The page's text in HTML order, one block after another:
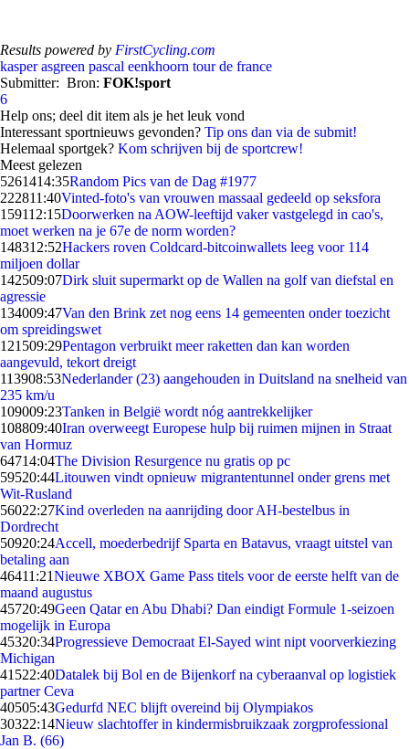
Results powered by FirstCycling.com
kasper asgreen pascal eenkhoorn tour de france
Submitter: Bron: FOK!sport
6
Help ons; deel dit item als je het leuk vond
Interessant sportnieuws gevonden? Tip ons dan via de submit!
Helemaal sportgek? Kom schrijven bij de sportcrew!
Meest gelezen
5261414:35Random Pics van de Dag #1977
222811:40Vinted-foto's van vrouwen massaal gedeeld op seksfora
159112:15Doorwerken na AOW-leeftijd vaker vastgelegd in cao's,
moet werken na je 67e de norm worden?
148312:52Hackers roven Coldcard-bitcoinwallets leeg voor 114
miljoen dollar
142509:07Dirk sluit supermarkt op de Wallen na golf van diefstal en
agressie
134009:47Van den Brink zet nog eens 14 gemeenten onder toezicht
om spreidingswet
121509:29Pentagon verbruikt meer raketten dan kan worden
aangevuld, tekort dreigt
113908:53Nederlander (23) aangehouden in Duitsland na snelheid van
235 km/u
109009:23Tanken in België wordt nóg aantrekkelijker
108809:40Iran overweegt Europese hulp bij ruimen mijnen in Straat
van Hormuz
64714:04The Division Resurgence nu gratis op pc
59520:44Litouwen vindt opnieuw migrantentunnel onder grens met
Wit-Rusland
56022:27Kind overleden na aanrijding door AH-bestelbus in
Dordrecht
50920:24Accell, moederbedrijf Sparta en Batavus, vraagt uitstel van
betaling aan
46411:21Nieuwe XBOX Game Pass titels voor de eerste helft van de
maand augustus
45720:49Geen Qatar en Abu Dhabi? Dan eindigt Formule 1-seizoen
mogelijk in Europa
45320:34Progressieve Democraat El-Sayed wint nipt voorverkiezing
Michigan
41522:40Datalek bij Bol en de Bijenkorf na cyberaanval op logistiek
partner Ceva
40505:43Gedurfd NEC blijft overeind bij Olympiakos
30322:14Nieuw slachtoffer in kindermisbruikzaak zorgprofessional
Jan B. (66)